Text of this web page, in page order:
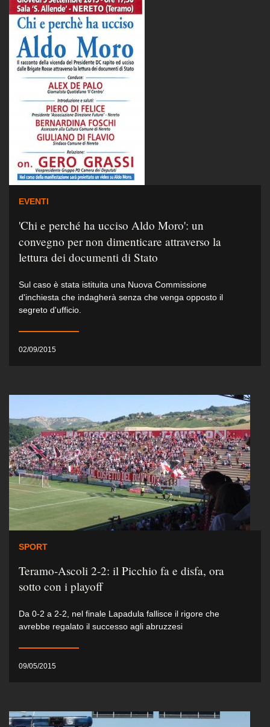
EVENTI
'Chi e perché ha ucciso Aldo Moro': un
convegno per non dimenticare attraverso la
lettura dei documenti di Stato
Sul caso è stata istituita una Nuova Commissione
d'inchiesta che indagherà senza che venga opposto il
segreto d'ufficio.
02/09/2015
SPORT
Teramo-Ascoli 2-2: il Picchio fa e disfa, ora
sotto con i playoff
Da 0-2 a 2-2, nel finale Lapadula fallisce il rigore che
avrebbe regalato il successo agli abruzzesi
09/05/2015